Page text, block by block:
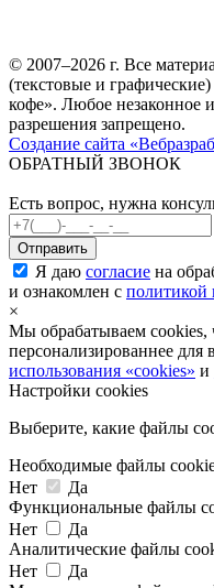
© 2007–2026 г. Все
(текстовые и
кофе». Любое незаконное
разрешения запрещено.
Создание сайта
ОБРАТНЫЙ ЗВОНОК
Есть вопрос, нужна
Я даю согласие на
и ознакомлен с политикой
×
Мы обрабатываем cookies,
персонализированнее для
использования «cookies» и
Настройки cookies
Выберите, какие файлы
Необходимые файлы
Нет
Да
Функциональные файлы
Нет
Да
Аналитические файлы
Нет
Да